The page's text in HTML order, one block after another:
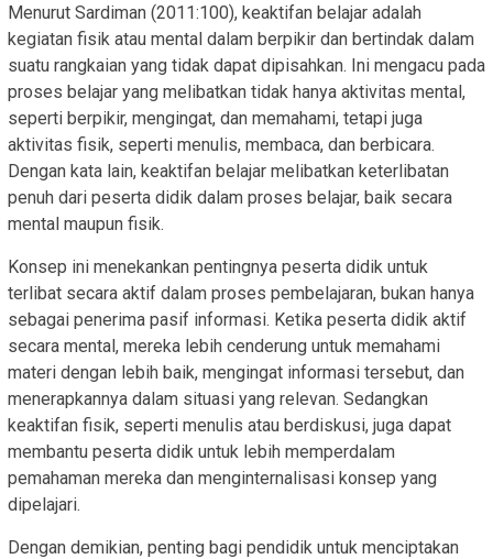
Menurut Sardiman (2011:100), keaktifan belajar adalah
kegiatan fisik atau mental dalam berpikir dan bertindak dalam
suatu rangkaian yang tidak dapat dipisahkan. Ini mengacu pada
proses belajar yang melibatkan tidak hanya aktivitas mental,
seperti berpikir, mengingat, dan memahami, tetapi juga
aktivitas fisik, seperti menulis, membaca, dan berbicara.
Dengan kata lain, keaktifan belajar melibatkan keterlibatan
penuh dari peserta didik dalam proses belajar, baik secara
mental maupun fisik.
Konsep ini menekankan pentingnya peserta didik untuk
terlibat secara aktif dalam proses pembelajaran, bukan hanya
sebagai penerima pasif informasi. Ketika peserta didik aktif
secara mental, mereka lebih cenderung untuk memahami
materi dengan lebih baik, mengingat informasi tersebut, dan
menerapkannya dalam situasi yang relevan. Sedangkan
keaktifan fisik, seperti menulis atau berdiskusi, juga dapat
membantu peserta didik untuk lebih memperdalam
pemahaman mereka dan menginternalisasi konsep yang
dipelajari.
Dengan demikian, penting bagi pendidik untuk menciptakan